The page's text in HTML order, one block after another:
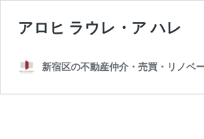
アロヒ ラウレ・ア ハレ
新宿区の不動産仲介・売買・リノベ